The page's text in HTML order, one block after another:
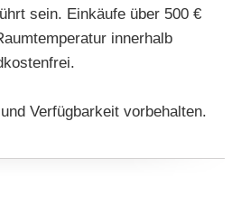
sein. Einkäufe über 500 €
innerhalb
Verfügbarkeit vorbehalten.